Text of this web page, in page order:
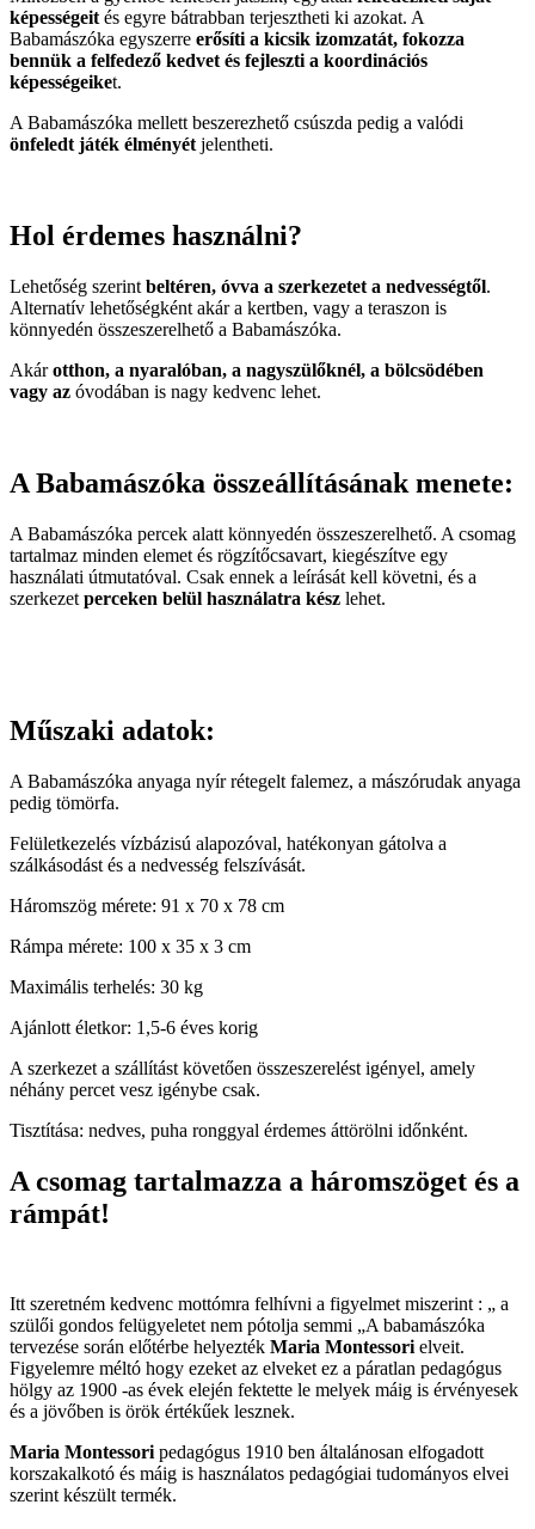
képességeit és egyre bátrabban terjesztheti ki azokat. A
Babamászóka egyszerre erősíti a kicsik izomzatát, fokozza
bennük a felfedező kedvet és fejleszti a koordinációs
képességeiket.
A Babamászóka mellett beszerezhető csúszda pedig a valódi
önfeledt játék élményét jelentheti.
Hol érdemes használni?
Lehetőség szerint beltéren, óvva a szerkezetet a nedvességtől.
Alternatív lehetőségként akár a kertben, vagy a teraszon is
könnyedén összeszerelhető a Babamászóka.
Akárotthon, a nyaralóban, a nagyszülőknél, a bölcsödében
vagy az óvodában is nagy kedvenc lehet.
A Babamászóka összeállításának menete:
A Babamászóka percek alatt könnyedén összeszerelhető. A csomag
tartalmaz minden elemet és rögzítőcsavart, kiegészítve egy
használati útmutatóval. Csak ennek a leírását kell követni, és a
szerkezet perceken belül használatra kész lehet.
Műszaki adatok:
A Babamászóka anyaga nyír rétegelt falemez, a mászórudak anyaga
pedig tömörfa.
Felületkezelés vízbázisú alapozóval, hatékonyan gátolva a
szálkásodást és a nedvesség felszívását.
Háromszög mérete: 91 x 70 x 78 cm
Rámpa mérete: 100 x 35 x 3 cm
Maximális terhelés: 30 kg
Ajánlott életkor: 1,5-6 éves korig
A szerkezet a szállítást követően összeszerelést igényel, amely
néhány percet vesz igénybe csak.
Tisztítása: nedves, puha ronggyal érdemes áttörölni időnként.
A csomag tartalmazza a háromszöget és a
rámpát!
Itt szeretném kedvenc mottómra felhívni a figyelmet miszerint : „ a
szülői gondos felügyeletet nem pótolja semmi „A babamászóka
tervezése során előtérbe helyezték Maria Montessorielveit.
Figyelemre méltó hogy ezeket az elveket ez a páratlan pedagógus
hölgy az 1900 -as évek elején fektette le melyek máig is érvényesek
és a jövőben is örök értékűek lesznek.
Maria Montessoripedagógus 1910 ben általánosan elfogadott
korszakalkotó és máig is használatos pedagógiai tudományos elvei
szerint készült termék.